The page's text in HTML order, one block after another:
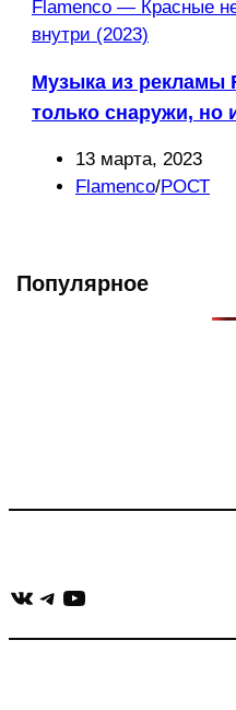
Музыка из рекламы
только снаружи, но
Запись
опубликована:
13 марта, 2023
Рубрика
Flamenco/РОСТ
Популярное
ВКонтакте
Telegram
YouTube